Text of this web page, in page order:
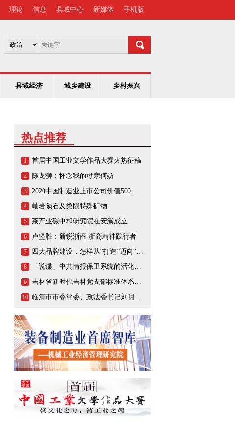
理论 信息 县域中心 新媒体 手机版
县域经济 城乡建设 乡村振兴
热点推荐
1 首届中国工业文学作品大赛火热征稿
2 陈龙狮：怀念我的母亲何妨
3 2020中国制造业上市公司价值500强榜单
4 岫岩陨石及类陨特殊矿物
5 茶产业碳中和研究院在安溪成立
6 卢坚胜：新锐浙商 浙商精神践行者
7 四大品牌建设，怎样从“打造”迈向“打响”
8 「说谍」中共情报保卫系统的活化石，一生战斗在情报战线的陈养山
9 吉林省新时代吉林党支部标准体系（BTX）建设把基层党支部打造成坚强的战斗堡垒
10 临清市市委常委、政法委书记刘明峰领导一行莅临连城智造小镇·烟店轴承产业园调研指导